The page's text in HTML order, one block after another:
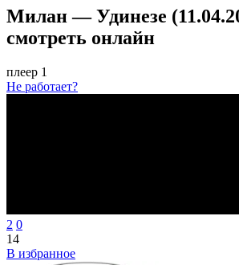
Милан — Удинезе
смотреть онлайн
плеер 1
Не работает?
2 0
14
В избранное